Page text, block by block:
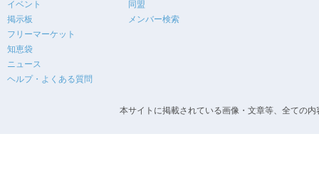
イベント
掲示板
フリーマーケット
知恵袋
ニュース
ヘルプ・よくある質問
同盟
メンバー検索
本サイトに掲載されている画像・文章等、全ての